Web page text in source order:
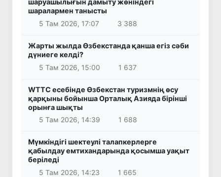
шаруашылығын дамыту жөніндегі
шаралармен танысты
5 Там 2026, 17:07
3 388
Жарты жылда Өзбекстанда қанша егіз сәби
дүниеге келді?
5 Там 2026, 15:00
1 637
WTTC есебінде Өзбекстан туризмнің өсу
қарқыны бойынша Орталық Азияда бірінші
орынға шықты
5 Там 2026, 14:39
1 688
Мүмкіндігі шектеулі талапкерлерге
қабылдау емтихандарында қосымша уақыт
беріледі
5 Там 2026, 14:23
1 665